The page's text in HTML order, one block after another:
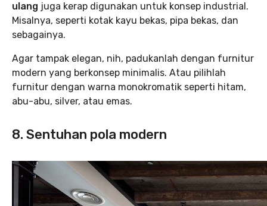
ulang juga kerap digunakan untuk konsep industrial.
Misalnya, seperti kotak kayu bekas, pipa bekas, dan
sebagainya.
Agar tampak elegan, nih, padukanlah dengan furnitur
modern yang berkonsep minimalis. Atau pilihlah
furnitur dengan warna monokromatik seperti hitam,
abu-abu, silver, atau emas.
8. Sentuhan pola modern